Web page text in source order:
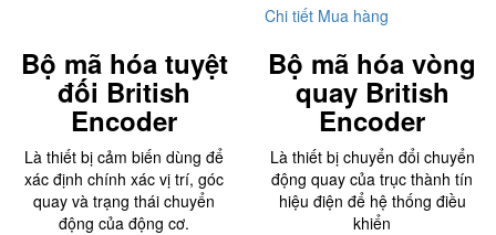
Chi tiết Mua hàng
Bộ mã hóa tuyệt
đối British
Encoder
Là thiết bị cảm biến dùng để
xác định chính xác vị trí, góc
quay và trạng thái chuyển
động của động cơ.
Bộ mã hóa vòng
quay British
Encoder
Là thiết bị chuyển đổi chuyển
động quay của trục thành tín
hiệu điện để hệ thống điều
khiển